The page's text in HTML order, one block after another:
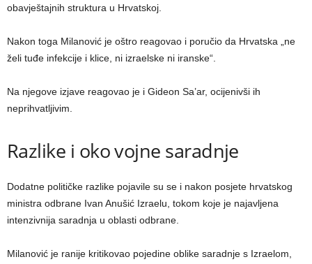
obavještajnih struktura u Hrvatskoj.
Nakon toga Milanović je oštro reagovao i poručio da Hrvatska „ne
želi tuđe infekcije i klice, ni izraelske ni iranske“.
Na njegove izjave reagovao je i Gideon Sa’ar, ocijenivši ih
neprihvatljivim.
Razlike i oko vojne saradnje
Dodatne političke razlike pojavile su se i nakon posjete hrvatskog
ministra odbrane Ivan Anušić Izraelu, tokom koje je najavljena
intenzivnija saradnja u oblasti odbrane.
Milanović je ranije kritikovao pojedine oblike saradnje s Izraelom,